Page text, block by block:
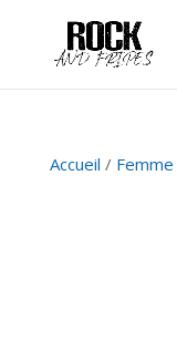
Accueil / Femme